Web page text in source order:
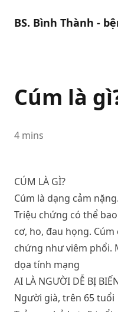
BS. Bình Thành -
Cúm là
4 mins
CÚM LÀ GÌ?
Cúm là dạng cảm
Triệu chứng có thể
cơ, ho, đau họng.
chứng như viêm phổi.
dọa tính mạng
AI LÀ NGƯỜI DỄ BỊ
Người già, trên 65 tuổi